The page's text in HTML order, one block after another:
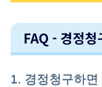
FAQ - 경정
1. 경정청구하